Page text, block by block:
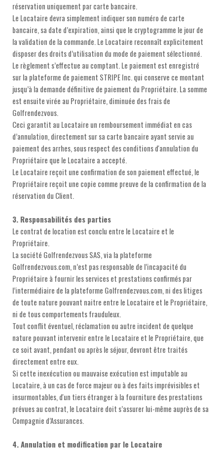
réservation uniquement par carte bancaire.
Le Locataire devra simplement indiquer son numéro de carte
bancaire, sa date d’expiration, ainsi que le cryptogramme le jour de
la validation de la commande. Le Locataire reconnaît explicitement
disposer des droits d’utilisation du mode de paiement sélectionné.
Le règlement s’effectue au comptant. Le paiement est enregistré
sur la plateforme de paiement STRIPE Inc. qui conserve ce montant
jusqu’à la demande définitive de paiement du Propriétaire. La somme
est ensuite virée au Propriétaire, diminuée des frais de
Golfrendezvous.
Ceci garantit au Locataire un remboursement immédiat en cas
d’annulation, directement sur sa carte bancaire ayant servie au
paiement des arrhes, sous respect des conditions d'annulation du
Propriétaire que le Locataire a accepté.
Le Locataire reçoit une confirmation de son paiement effectué, le
Propriétaire reçoit une copie comme preuve de la confirmation de la
réservation du Client.
3. Responsabilités des parties
Le contrat de location est conclu entre le Locataire et le
Propriétaire.
La société Golfrendezvous SAS, via la plateforme
Golfrendezvous.com, n’est pas responsable de l’incapacité du
Propriétaire à fournir les services et prestations confirmés par
l’intermédiaire de la plateforme Golfrendezvous.com, ni des litiges
de toute nature pouvant naitre entre le Locataire et le Propriétaire,
ni de tous comportements frauduleux.
Tout conflit éventuel, réclamation ou autre incident de quelque
nature pouvant intervenir entre le Locataire et le Propriétaire, que
ce soit avant, pendant ou après le séjour, devront être traités
directement entre eux.
Si cette inexécution ou mauvaise exécution est imputable au
Locataire, à un cas de force majeur ou à des faits imprévisibles et
insurmontables, d'un tiers étranger à la fourniture des prestations
prévues au contrat, le Locataire doit s’assurer lui-même auprès de sa
Compagnie d’Assurances.
4. Annulation et modification par le Locataire